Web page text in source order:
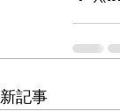
記事